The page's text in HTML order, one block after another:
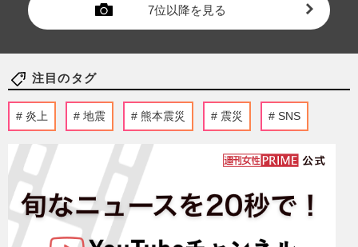
7位以降を見る
注目のタグ
炎上 地震 熊本震災 震災 SNS